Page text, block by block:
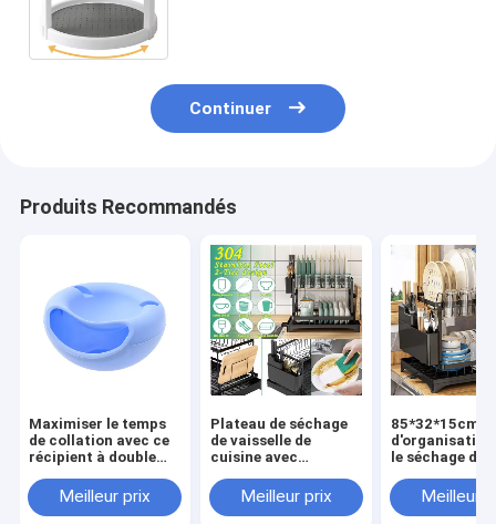
Continuer
Produits Recommandés
Maximiser le temps
de collation avec ce
récipient à double
secs et porte-
téléphone
Meilleur prix
Plateau de séchage
de vaisselle de
cuisine avec
couchesMeilleur prix
85*32*15cm
le séchage
Meilleur